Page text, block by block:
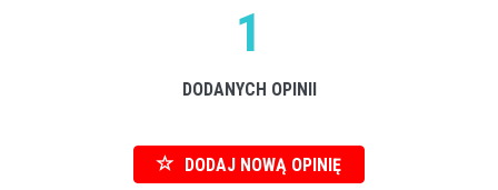
1
DODANYCH OPINII
DODAJ NOWĄ OPINIĘ